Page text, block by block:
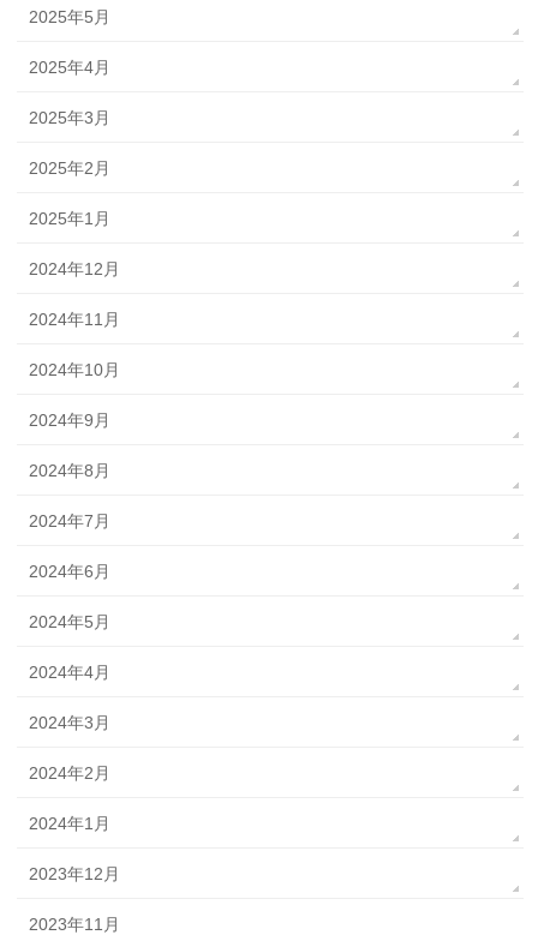
2025年5月
2025年4月
2025年3月
2025年2月
2025年1月
2024年12月
2024年11月
2024年10月
2024年9月
2024年8月
2024年7月
2024年6月
2024年5月
2024年4月
2024年3月
2024年2月
2024年1月
2023年12月
2023年11月